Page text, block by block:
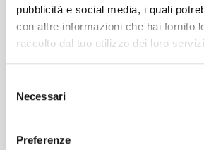
pubblicità e social media, i quali
con altre informazioni che hai fornito
raccolto dal tuo utilizzo dei loro
delNecessari
Preferenze